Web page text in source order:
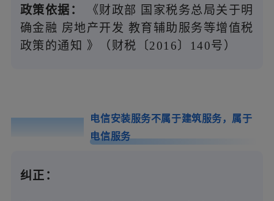
政策依据：
《财政部 国家税务总局关于明
确金融 房地产开发 教育辅助服务等增值税
政策的通知 》（财税〔2016〕140号）
电信安装服务不属于建筑服务，属于
电信服务
纠正：